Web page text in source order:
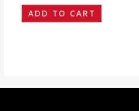
ADD TO CART